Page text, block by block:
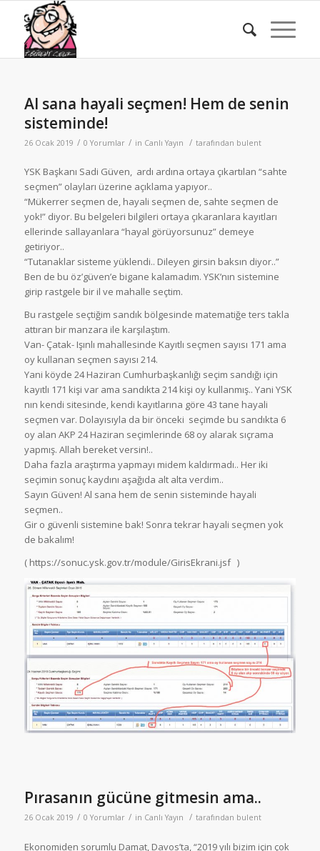
Al sana hayali seçmen! Hem de senin
sisteminde!
26 Ocak 2019 / 0 Yorumlar / in Canlı Yayın / tarafından bulent
YSK Başkanı Sadi Güven, ardı ardına ortaya çıkartılan “sahte
seçmen” olayları üzerine açıklama yapıyor..
“Mükerrer seçmen de, hayali seçmen de, sahte seçmen de
yok!” diyor. Bu belgeleri bilgileri ortaya çıkaranlara kayıtları
ellerinde sallayanlara “hayal görüyorsunuz” demeye
getiriyor..
“Tutanaklar sisteme yüklendi.. Dileyen girsin baksın diyor..”
Ben de bu öz’güven’e bigane kalamadım. YSK’nın sistemine
girip rastgele bir il ve mahalle seçtim.
Bu rastgele seçtiğim sandık bölgesinde matematiğe ters takla
attıran bir manzara ile karşılaştım.
Van- Çatak- Işınlı mahallesinde Kayıtlı seçmen sayısı 171 ama
oy kullanan seçmen sayısı 214.
Yani köyde 24 Haziran Cumhurbaşkanlığı seçim sandığı için
kayıtlı 171 kişi var ama sandıkta 214 kişi oy kullanmış.. Yani YSK
nın kendi sitesinde, kendi kayıtlarına göre 43 tane hayali
seçmen var. Dolayısıyla da bir önceki seçimde bu sandıkta 6
oy alan AKP 24 Haziran seçimlerinde 68 oy alarak sıçrama
yapmış. Allah bereket versin!..
Daha fazla araştırma yapmayı midem kaldırmadı.. Her iki
seçimin sonuç kaydını aşağıda alt alta verdim..
Sayın Güven! Al sana hem de senin sisteminde hayali
seçmen..
Gir o güvenli sistemine bak! Sonra tekrar hayali seçmen yok
de bakalım!
( https://sonuc.ysk.gov.tr/module/GirisEkrani.jsf )
Pırasanın gücüne gitmesin ama..
26 Ocak 2019 / 0 Yorumlar / in Canlı Yayın / tarafından bulent
Ekonomiden sorumlu Damat, Davos’ta, “2019 yılı bizim için çok